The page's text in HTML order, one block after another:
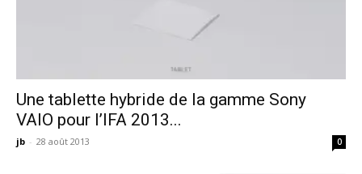
Une tablette hybride de la gamme Sony
VAIO pour l’IFA 2013...
jb - 28 août 2013 0